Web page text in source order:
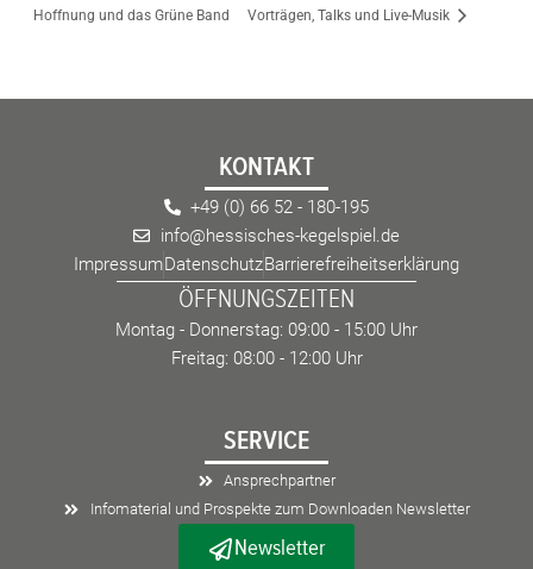
Hoffnung und das Grüne Band
Vorträgen, Talks und Live-Musik
KONTAKT
+49 (0) 66 52 - 180-195
info@hessisches-kegelspiel.de
ImpressumDatenschutzBarrierefreiheitserklärung
ÖFFNUNGSZEITEN
Montag - Donnerstag: 09:00 - 15:00 Uhr
Freitag: 08:00 - 12:00 Uhr
SERVICE
Ansprechpartner
Infomaterial und Prospekte zum Downloaden Newsletter
Newsletter